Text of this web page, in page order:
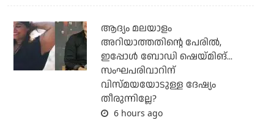
ആദ്യം മലയാളം
അറിയാത്തതിന്റെ പേരില്‍,
ഇപ്പോള്‍ ബോഡി ഷെയ്മിങ്...
സംഘപരിവാറിന്
വിസ്മയയോടുള്ള ദേഷ്യം
തീരുന്നില്ലേ?
6 hours ago